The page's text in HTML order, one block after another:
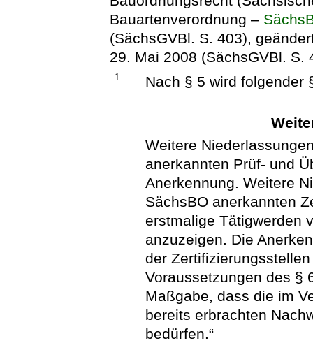
Bauartenverordnung –
(SächsGVBl. S. 403),
29. Mai 2008 (SächsGVBl. S.
1. Nach § 5 wird folgender
Weitere
anerkannten Prüf- und
Anerkennung. Weitere
SächsBO anerkannten
erstmalige Tätigwerden
anzuzeigen. Die
der
Voraussetzungen des §
Maßgabe, dass die im
bereits erbrachten
bedürfen.“